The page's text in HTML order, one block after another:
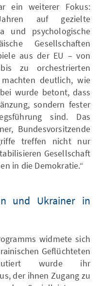
ein weiterer Fokus:
auf gezielte
und psychologische
Gesellschaften
aus der EU – von
bis zu orchestrierten
machten deutlich, wie
wurde betont, dass
sondern fester
sind. Das
Bundesvorsitzende
treffen nicht nur
Gesellschaft
in die Demokratie.“
und Ukrainer in
widmete sich
Geflüchteten
wurde ihr
der ihnen Zugang zu